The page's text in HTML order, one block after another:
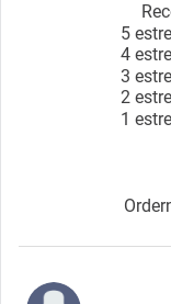
5
4
3
2
1